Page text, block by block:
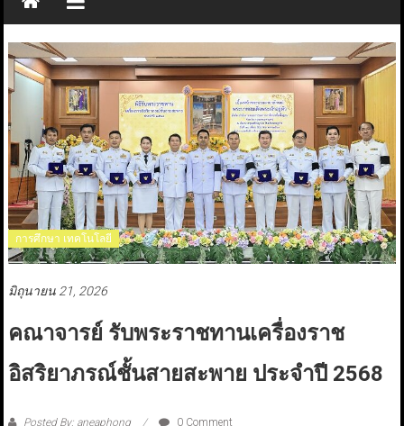
การศึกษา เทคโนโลยี
มิถุนายน 21, 2026
คณาจารย์ รับพระราชทานเครื่องราช
อิสริยาภรณ์ชั้นสายสะพาย ประจำปี 2568
Posted By: aneaphong 0 Comment